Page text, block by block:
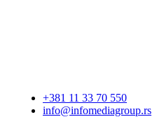
+381 11 33 70 550
info@infomediagroup.rs